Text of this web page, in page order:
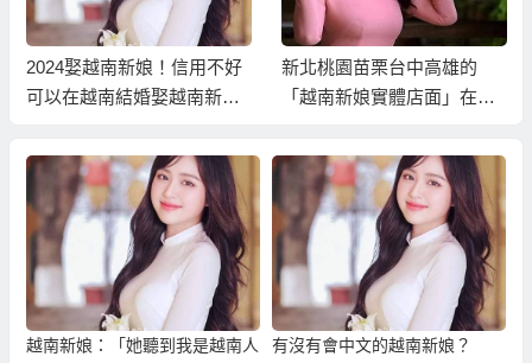
2024娶越南新娘！信用不好
可以在越南結婚娶越南新娘
新北桃園苗栗台中高雄的
「越南新娘實體店面」在
越南新娘：「她聽到我是越南人
有沒有會中文的越南新娘？